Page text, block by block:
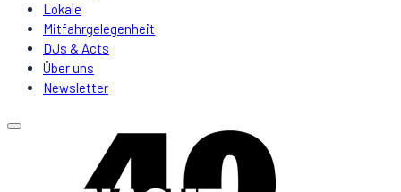
Lokale
Mitfahrgelegenheit
DJs & Acts
Über uns
Newsletter